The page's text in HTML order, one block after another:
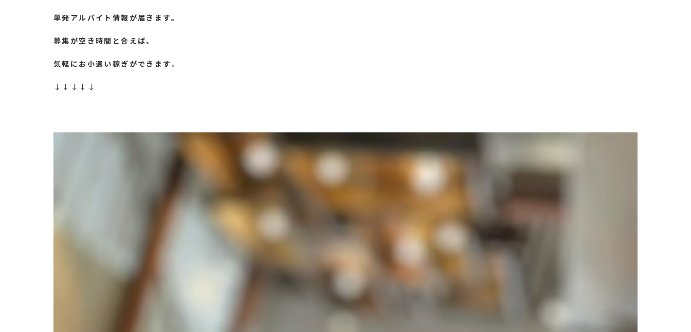
単発アルバイト情報が届きます。
募集が空き時間と合えば、
気軽にお小遣い稼ぎができます 。
↓↓↓↓↓